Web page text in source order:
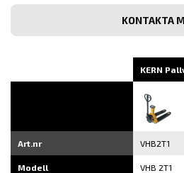
Bekräfta
post
KERN
Art.nr VHB2T1
Modell VHB 2T1